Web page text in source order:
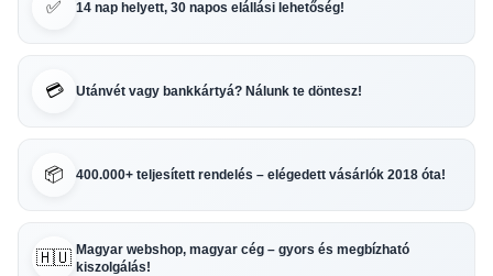
✅ 14 nap helyett, 30 napos elállási lehetőség!
💳 Utánvét vagy bankkártyá? Nálunk te döntesz!
📦 400.000+ teljesített rendelés – elégedett vásárlók 2018 óta!
🇭🇺 Magyar webshop, magyar cég – gyors és megbízható
kiszolgálás!